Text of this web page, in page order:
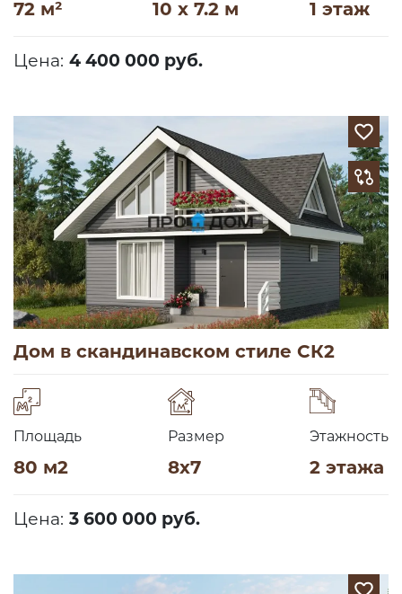
72 м² 10 x 7.2 м 1 этаж
Цена: 4 400 000 руб.
Дом в скандинавском стиле СК2
Площадь
80 м2
Размер
8х7
Этажность
2 этажа
Цена: 3 600 000 руб.